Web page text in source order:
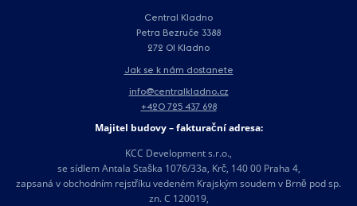
Central Kladno
Petra Bezruče 3388
272 01 Kladno
Jak se k nám dostanete
info@centralkladno.cz
+420 725 437 698
Majitel budovy – fakturační adresa:
KCC Development s.r.o.,
se sídlem Antala Staška 1076/33a, Krč, 140 00 Praha 4,
zapsaná v obchodním rejstříku vedeném Krajským soudem v Brně pod sp.
zn. C 120019,